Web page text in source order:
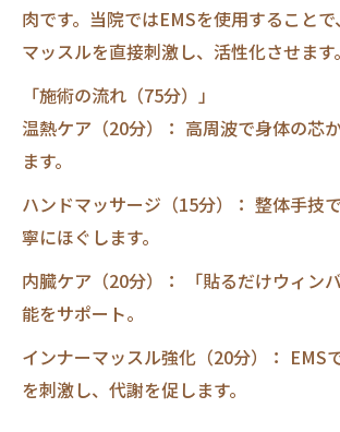
肉です。当院ではEMSを使用すること
マッスルを直接刺激し、活性化させます。
「施術の流れ（75分）」
温熱ケア（20分）： 高周波で身体の芯
ます。
ハンドマッサージ（15分）： 整体手技
寧にほぐします。
内臓ケア（20分）： 「貼るだけウィン
能をサポート。
インナーマッスル強化（20分）： EMS
を刺激し、代謝を促します。